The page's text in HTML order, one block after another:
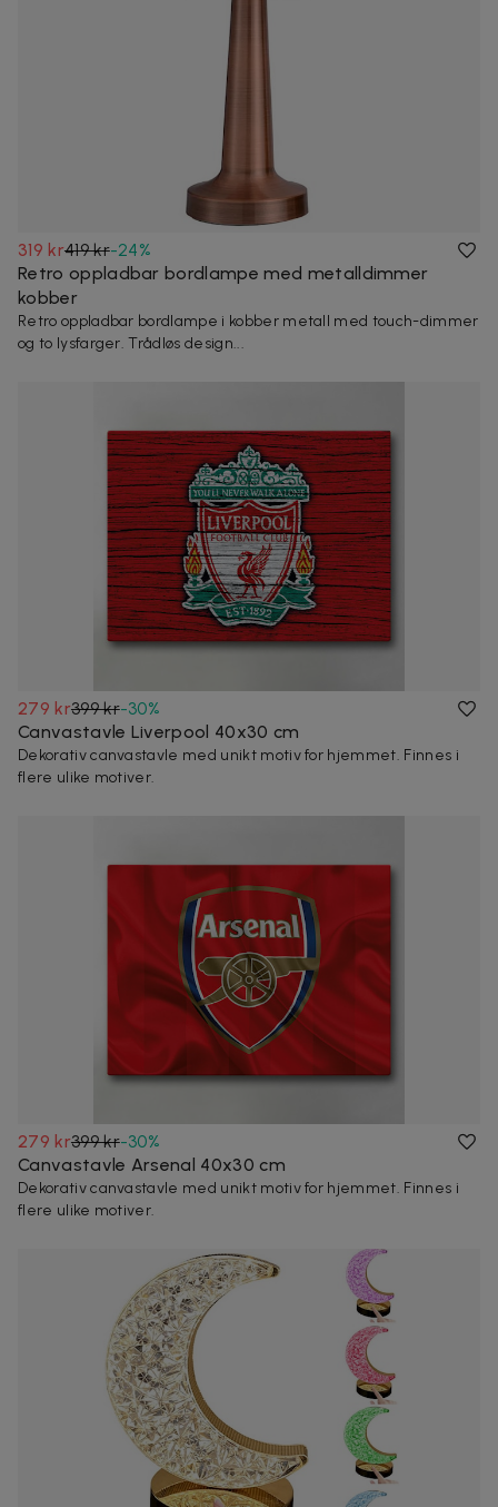
319 kr419 kr-24%
Retro oppladbar bordlampe med metalldimmer
kobber
Retro oppladbar bordlampe i kobber metall med touch-dimmer
og to lysfarger. Trådløs design...
279 kr399 kr-30%
Canvastavle Liverpool 40x30 cm
Dekorativ canvastavle med unikt motiv for hjemmet. Finnes i
flere ulike motiver.
279 kr399 kr-30%
Canvastavle Arsenal 40x30 cm
Dekorativ canvastavle med unikt motiv for hjemmet. Finnes i
flere ulike motiver.